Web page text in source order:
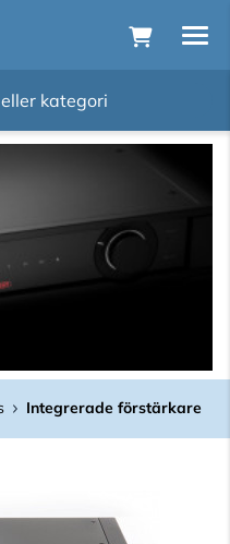
Integrerade förstärkare